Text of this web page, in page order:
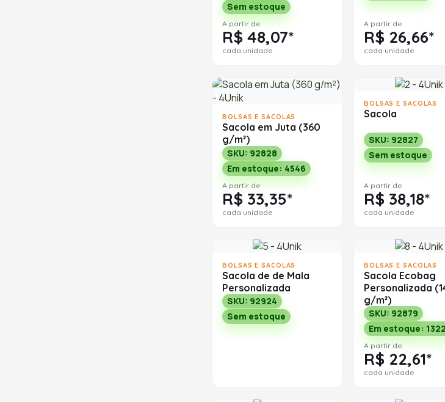
Sem estoque
A partir de
R$ 48,07*
cada unidade
A partir de
R$ 26,66*
cada unidade
BOLSAS E SACOLAS
Sacola em Juta (360
g/m²)
SKU: 92828
Em estoque: 4546
A partir de
R$ 33,35*
cada unidade
BOLSAS E SACOLAS
Sacola
SKU: 92827
Sem estoque
A partir de
R$ 38,18*
cada unidade
BOLSAS E SACOLAS
Sacola de de Mala
Personalizada
SKU: 92924
Sem estoque
BOLSAS E SACOLAS
Sacola Ecobag
Personalizada
g/m²)
SKU: 92879
Em estoque:
A partir de
R$ 22,61*
cada unidade